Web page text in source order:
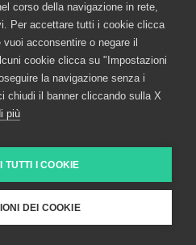
NO
corso della navigazione in rete,
Per accettare tutti i cookie clicca
acconsentire o negare il
cookie clicca su "Impostazioni
la navigazione senza i
chiudi il banner cliccando sulla X
più
TUTTI I COOKIE
DEI COOKIE